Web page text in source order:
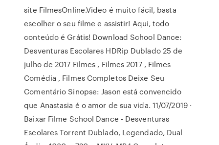
site FilmesOnline.Video é muito fácil, basta
escolher o seu filme e assistir! Aqui, todo
conteúdo é Grátis! Download School Dance:
Desventuras Escolares HDRip Dublado 25 de
julho de 2017 Filmes , Filmes 2017 , Filmes
Comédia , Filmes Completos Deixe Seu
Comentário Sinopse: Jason está convencido
que Anastasia é o amor de sua vida. 11/07/2019 ·
Baixar Filme School Dance - Desventuras
Escolares Torrent Dublado, Legendado, Dual